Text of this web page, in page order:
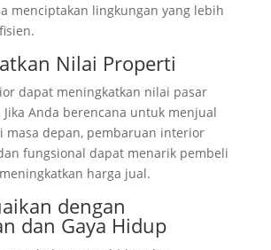
menciptakan lingkungan yang lebih
Nilai Properti
dapat meningkatkan nilai pasar
Anda berencana untuk menjual
masa depan, pembaruan interior
fungsional dapat menarik pembeli
harga jual.
dengan
dan Gaya Hidup